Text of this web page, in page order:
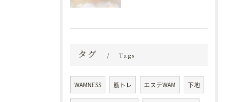
タグ Tags
WAMNESS 筋トレ エステWAM 下地